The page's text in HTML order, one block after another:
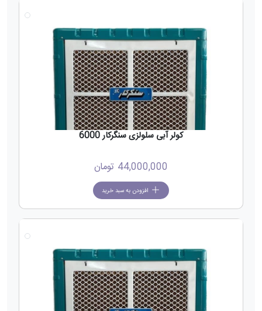
کولر آبی سلولزی سنگرکار 6000
44,000,000 تومان
افزودن به سبد خرید